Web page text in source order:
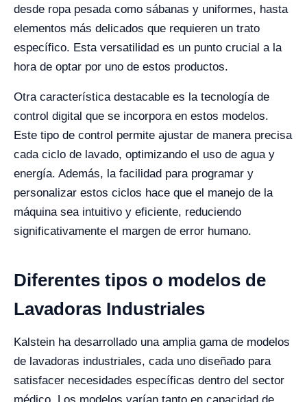
desde ropa pesada como sábanas y uniformes, hasta
elementos más delicados que requieren un trato
específico. Esta versatilidad es un punto crucial a la
hora de optar por uno de estos productos.
Otra característica destacable es la tecnología de
control digital que se incorpora en estos modelos.
Este tipo de control permite ajustar de manera precisa
cada ciclo de lavado, optimizando el uso de agua y
energía. Además, la facilidad para programar y
personalizar estos ciclos hace que el manejo de la
máquina sea intuitivo y eficiente, reduciendo
significativamente el margen de error humano.
Diferentes tipos o modelos de
Lavadoras Industriales
Kalstein ha desarrollado una amplia gama de modelos
de lavadoras industriales, cada uno diseñado para
satisfacer necesidades específicas dentro del sector